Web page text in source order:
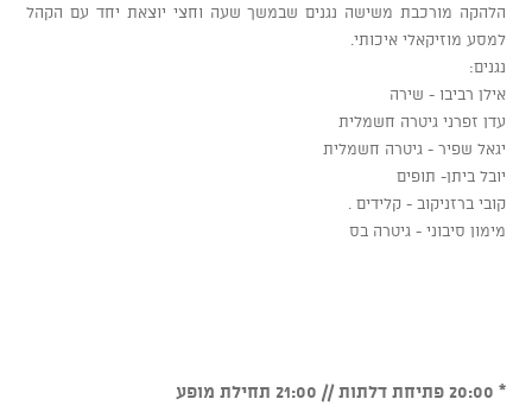
הלהקה מורכבת משישה נגנים שבמשך שעה וחצי יוצאת יחד עם הקהל
למסע מוזיקאלי איכותי.
נגנים:
אילן רביבו - שירה
עדן זפרני גיטרה חשמלית
יגאל שפיר - גיטרה חשמלית
יובל ביתן- תופים
קובי ברזניקוב - קלידים .
מימון סיבוני - גיטרה בס
* 20:00 פתיחת דלתות // 21:00 תחילת מופע